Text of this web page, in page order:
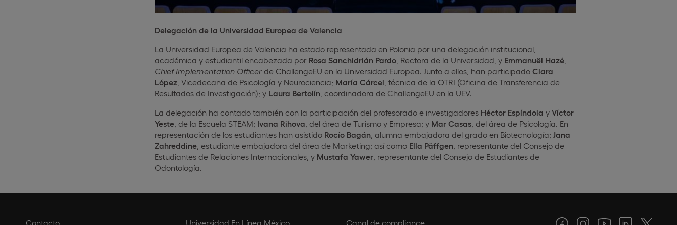
Delegación de la Universidad Europea de Valencia
La Universidad Europea de Valencia ha estado representada en Polonia por una delegación institucional,
académica y estudiantil encabezada por Rosa Sanchidrián Pardo, Rectora de la Universidad, y Emmanuël Hazé,
Chief Implementation Officerde ChallengeEU en la Universidad Europea. Junto a ellos, han participado Clara
López, Vicedecana de Psicología y Neurociencia; María Cárcel , técnica de la OTRI (Oficina de Transferencia de
Resultados de Investigación); y Laura Bertolín, coordinadora de ChallengeEU en la UEV.
La delegación ha contado también con la participación del profesorado e investigadores Héctor Espíndola y Víctor
Yeste, de la Escuela STEAM; Ivana Rihova , del área de Turismo y Empresa; y Mar Casas, del área de Psicología. En
representación de los estudiantes han asistido Rocío Bagán, alumna embajadora del grado en Biotecnología; Jana
Zahreddine, estudiante embajadora del área de Marketing; así como Ella Päffgen, representante del Consejo de
Estudiantes de Relaciones Internacionales, y Mustafa Yawer, representante del Consejo de Estudiantes de
Odontología.
Contacto Universidad En Línea México Canal de compliance